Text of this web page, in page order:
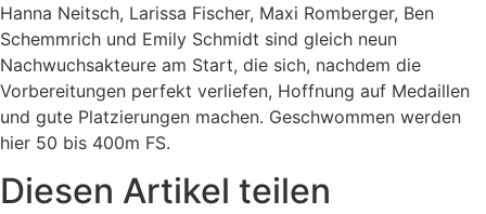
Hanna Neitsch, Larissa Fischer, Maxi Romberger, Ben
Schemmrich und Emily Schmidt sind gleich neun
Nachwuchsakteure am Start, die sich, nachdem die
Vorbereitungen perfekt verliefen, Hoffnung auf Medaillen
und gute Platzierungen machen. Geschwommen werden
hier 50 bis 400m FS.
Diesen Artikel teilen